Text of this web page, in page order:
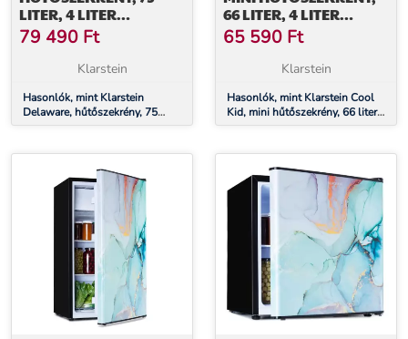
LITER, 4 LITER
FAGYASZTÓ, E
ENERGIAHATÉKONYSÁGI
OSZTÁLY,
79 490 Ft
Klarstein
Hasonlók, mint Klarstein
Delaware, hűtőszekrény, 75
liter, 4 liter fagyasztó, E
kompresszió hűtés
66 LITER, 4 LITER
FAGYASZTÓREKESZ, 41
DB, F
ENERGIAHATÉKONYSÁGI
65 590 Ft
Klarstein
Hasonlók, mint Klarstein Cool
Kid, mini hűtőszekrény, 66 liter,
4 liter fagyasztórekesz, 41 dB, F
fekete